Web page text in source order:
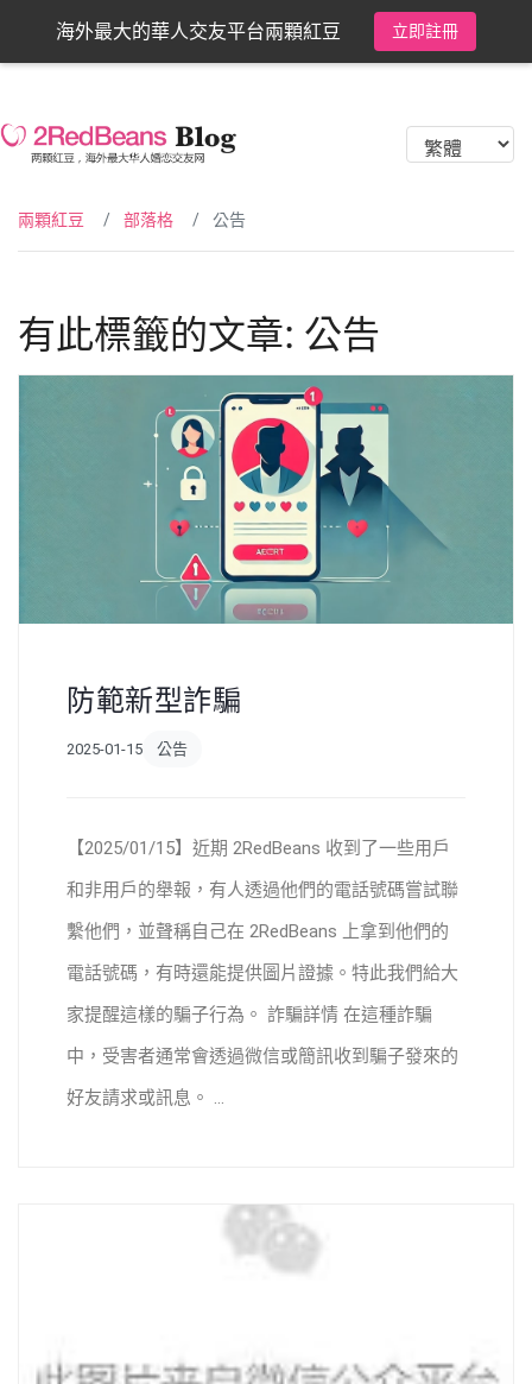
海外最大的華人交友平台兩顆紅豆 立即註冊
兩顆紅豆 部落格 公告
有此標籤的文章: 公告
防範新型詐騙
2025-01-15 公告
【2025/01/15】近期 2RedBeans 收到了一些用戶
和非用戶的舉報，有人透過他們的電話號碼嘗試聯
繫他們，並聲稱自己在 2RedBeans 上拿到他們的
電話號碼，有時還能提供圖片證據。特此我們給大
家提醒這樣的騙子行為。 詐騙詳情 在這種詐騙
中，受害者通常會透過微信或簡訊收到騙子發來的
好友請求或訊息。 ...